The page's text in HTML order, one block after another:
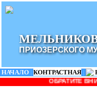
ПРИОЗЕРСКОГО
НАЧАЛО | КОНТРАСТНАЯ |
ВНИМАНИЕ!